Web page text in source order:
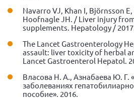
Navarro VJ, Khan I, Björnsson
Hoofnagle JH. / Liver injury
supplements. Hepatology /
The Lancet Gastroenterology
assault: liver toxicity of herbal
Lancet Gastroenterol Hepatol.
Власова Н. А., Азнабаева Ю.
заболеваниях
пособие». 2016.